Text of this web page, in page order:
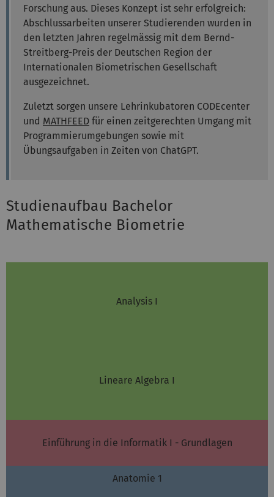
Forschung aus. Dieses Konzept ist sehr erfolgreich:
Abschlussarbeiten unserer Studierenden wurden in
den letzten Jahren regelmässig mit dem Bernd-
Streitberg-Preis der Deutschen Region der
Internationalen Biometrischen Gesellschaft
ausgezeichnet.
Zuletzt sorgen unsere Lehrinkubatoren CODEcenter
und MATHFEED für einen zeitgerechten Umgang mit
Programmierumgebungen sowie mit
Übungsaufgaben in Zeiten von ChatGPT.
Studienaufbau Bachelor
Mathematische Biometrie
Analysis I
Lineare Algebra I
Einführung in die Informatik I - Grundlagen
Anatomie 1